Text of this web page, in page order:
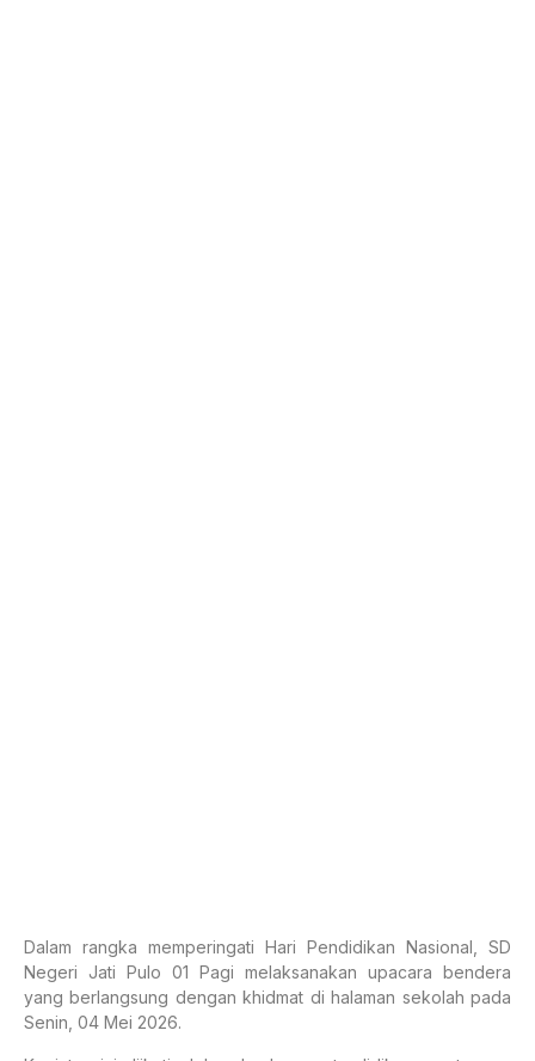
Dalam rangka memperingati Hari Pendidikan Nasional, SD
Negeri Jati Pulo 01 Pagi melaksanakan upacara bendera
yang berlangsung dengan khidmat di halaman sekolah pada
Senin, 04 Mei 2026.